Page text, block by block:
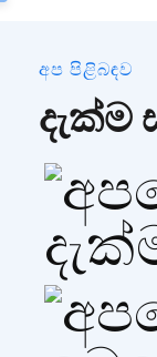
අප පිළිබඳව
දැක්ම